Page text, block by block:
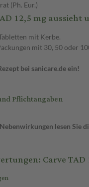
(Ph. Eur.)
12,5 mg
mit Kerbe.
mit 30, 50 oder
bei sanicare.de ein!
Pflichtangaben
lesen Sie
Carve